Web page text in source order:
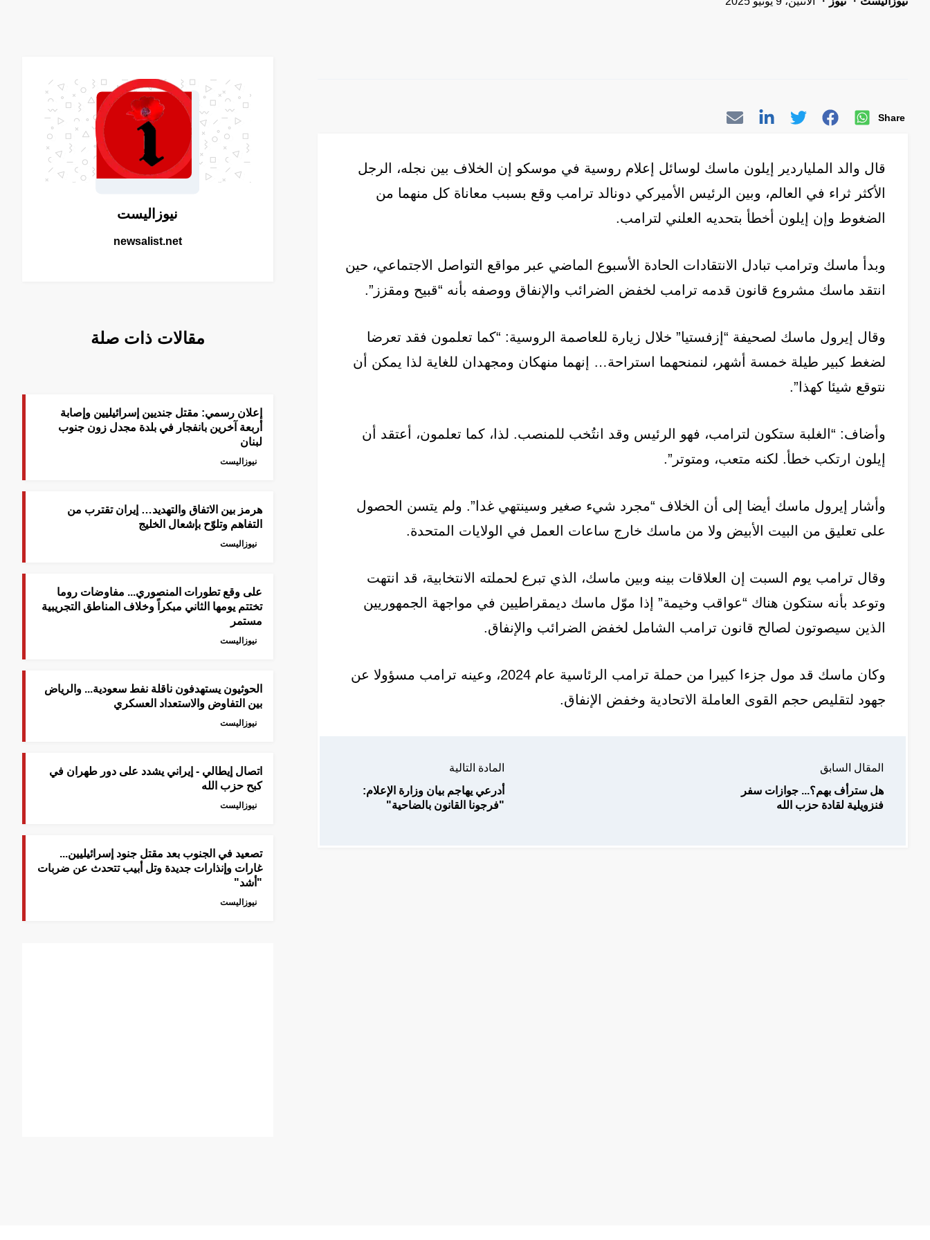
Share
قال والد الملياردير إيلون ماسك لوسائل إعلام روسية في موسكو إن الخلاف بين نجله، الرجل
الأكثر ثراء في العالم، وبين الرئيس الأميركي دونالد ترامب وقع بسبب معاناة كل منهما من
الضغوط وإن إيلون أخطأ بتحديه العلني لترامب.
وبدأ ماسك وترامب تبادل الانتقادات الحادة الأسبوع الماضي عبر مواقع التواصل الاجتماعي، حين
انتقد ماسك مشروع قانون قدمه ترامب لخفض الضرائب والإنفاق ووصفه بأنه “قبيح ومقزز”.
وقال إيرول ماسك لصحيفة “إزفستيا” خلال زيارة للعاصمة الروسية: “كما تعلمون فقد تعرضا
لضغط كبير طيلة خمسة أشهر، لنمنحهما استراحة… إنهما منهكان ومجهدان للغاية لذا يمكن أن
نتوقع شيئا كهذا”.
وأضاف: “الغلبة ستكون لترامب، فهو الرئيس وقد انتُخب للمنصب. لذا، كما تعلمون، أعتقد أن
إيلون ارتكب خطأ. لكنه متعب، ومتوتر”.
وأشار إيرول ماسك أيضا إلى أن الخلاف “مجرد شيء صغير وسينتهي غدا”. ولم يتسن الحصول
على تعليق من البيت الأبيض ولا من ماسك خارج ساعات العمل في الولايات المتحدة.
وقال ترامب يوم السبت إن العلاقات بينه وبين ماسك، الذي تبرع لحملته الانتخابية، قد انتهت
وتوعد بأنه ستكون هناك “عواقب وخيمة” إذا موّل ماسك ديمقراطيين في مواجهة الجمهوريين
الذين سيصوتون لصالح قانون ترامب الشامل لخفض الضرائب والإنفاق.
وكان ماسك قد مول جزءا كبيرا من حملة ترامب الرئاسية عام 2024، وعينه ترامب مسؤولا عن
جهود لتقليص حجم القوى العاملة الاتحادية وخفض الإنفاق.
المقال السابق
هل سترأف بهم؟... جوازات سفر
فنزويلية لقادة حزب الله
المادة التالية
أدرعي يهاجم بيان وزارة الإعلام:
"فرجونا القانون بالضاحية"
نيوزاليست
newsalist.net
مقالات ذات صلة
إعلان رسمي: مقتل جنديين إسرائيليين وإصابة
أربعة آخرين بانفجار في بلدة مجدل زون جنوب
لبنان
نيوزاليست
هرمز بين الاتفاق والتهديد… إيران تقترب من
التفاهم وتلوّح بإشعال الخليج
نيوزاليست
على وقع تطورات المنصوري... مفاوضات روما
تختتم يومها الثاني مبكراً وخلاف المناطق التجريبية
مستمر
نيوزاليست
الحوثيون يستهدفون ناقلة نفط سعودية... والرياض
بين التفاوض والاستعداد العسكري
نيوزاليست
اتصال إيطالي - إيراني يشدد على دور طهران في
كبح حزب الله
نيوزاليست
تصعيد في الجنوب بعد مقتل جنود إسرائيليين...
غارات وإنذارات جديدة وتل أبيب تتحدث عن ضربات
"أشد"
نيوزاليست